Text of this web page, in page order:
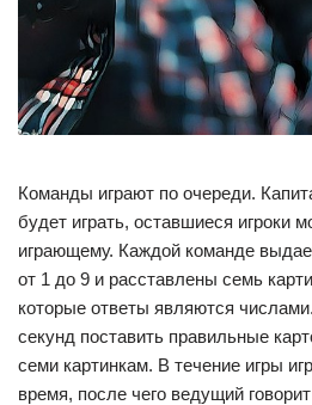
Команды играют по очереди.
будет играть, оставшиеся игроки
играющему. Каждой команде
от 1 до 9 и расставлены семь
которые ответы являются
секунд поставить правильные
семи картинкам. В течение игры
время, после чего ведущий